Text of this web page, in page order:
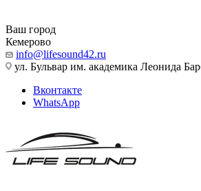
Ваш город
Кемерово
info@lifesound42.ru
ул. Бульвар им. академика Леонида
Вконтакте
WhatsApp